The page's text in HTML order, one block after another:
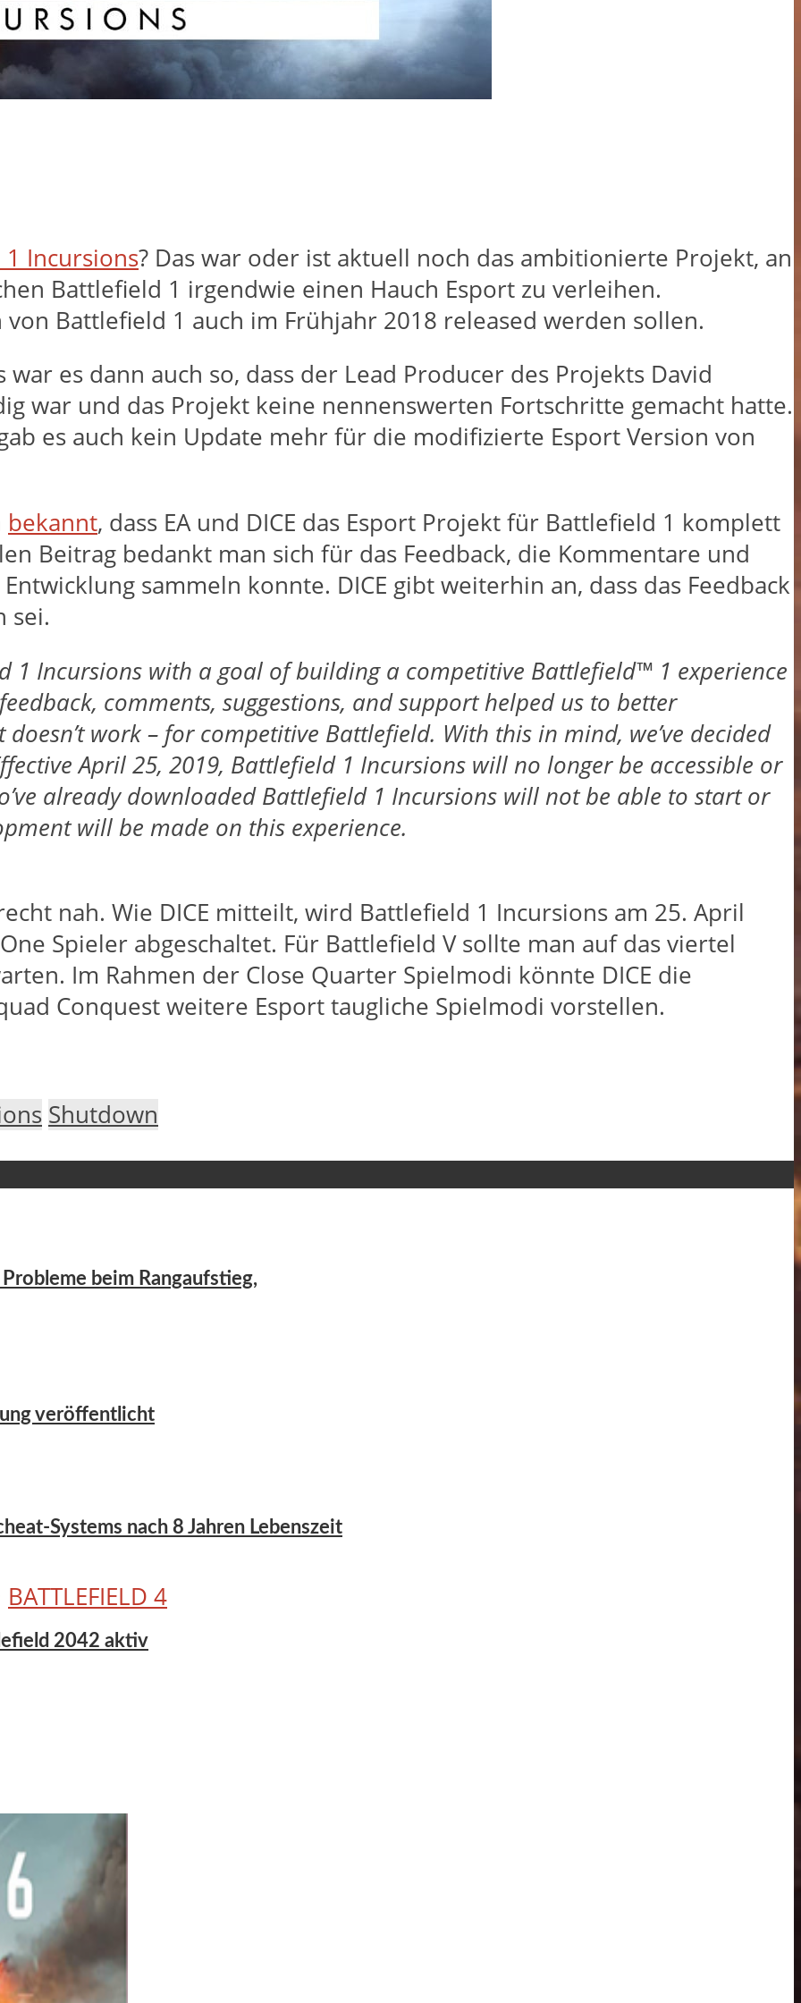
Incursions? Das war oder ist aktuell noch das ambitionierte Projekt, an
Battlefield 1 irgendwie einen Hauch Esport zu verleihen.
Battlefield 1 auch im Frühjahr 2018 released werden sollen.
es dann auch so, dass der Lead Producer des Projekts David
war und das Projekt keine nennenswerten Fortschritte gemacht hatte.
es auch kein Update mehr für die modifizierte Esport Version von
bekannt, dass EA und DICE das Esport Projekt für Battlefield 1 komplett
Beitrag bedankt man sich für das Feedback, die Kommentare und
sammeln konnte. DICE gibt weiterhin an, dass das Feedback
sei.
1 Incursions with a goal of building a competitive Battlefield™ 1 experience
comments, suggestions, and support helped us to better
work – for competitive Battlefield. With this in mind, we’ve decided
April 25, 2019, Battlefield 1 Incursions will no longer be accessible or
already downloaded Battlefield 1 Incursions will not be able to start or
will be made on this experience.
nah. Wie DICE mitteilt, wird Battlefield 1 Incursions am 25. April
Spieler abgeschaltet. Für Battlefield V sollte man auf das viertel
Im Rahmen der Close Quarter Spielmodi könnte DICE die
Conquest weitere Esport taugliche Spielmodi vorstellen.
Shutdown
beim Rangaufstieg,
veröffentlicht
Systems nach 8 Jahren Lebenszeit
BATTLEFIELD 4
2042 aktiv